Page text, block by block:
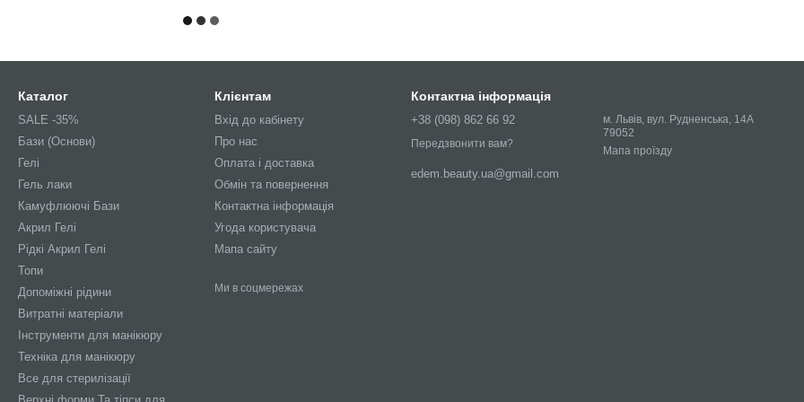
Каталог
SALE -35%
Бази (Основи)
Гелі
Гель лаки
Камуфлюючі Бази
Акрил Гелі
Рідкі Акрил Гелі
Топи
Допоміжні рідини
Витратні матеріали
Інструменти для манікюру
Техніка для манікюру
Все для стерилізації
Клієнтам
Вхід до кабінету
Про нас
Оплата і доставка
Обмін та повернення
Контактна інформація
Угода користувача
Мапа сайту
Ми в соцмережах
Контактна інформація
+38 (098) 862 66 92
Передзвонити вам?
edem.beauty.ua@gmail.com
м. Львів, вул. Рудненська, 14А
79052
Мапа проїзду